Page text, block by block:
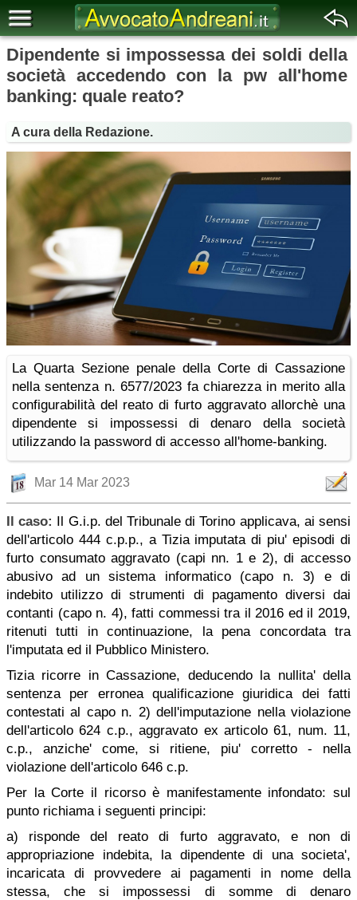
Dipendente si impossessa dei soldi della
società accedendo con la pw all'home
banking: quale reato?
A cura della Redazione.
La Quarta Sezione penale della Corte di Cassazione
nella sentenza n. 6577/2023 fa chiarezza in merito alla
configurabilità del reato di furto aggravato allorchè una
dipendente si impossessi di denaro della società
utilizzando la password di accesso all'home-banking.
Mar 14 Mar 2023
Il caso: Il G.i.p. del Tribunale di Torino applicava, ai sensi
dell'articolo 444 c.p.p., a Tizia imputata di piu' episodi di
furto consumato aggravato (capi nn. 1 e 2), di accesso
abusivo ad un sistema informatico (capo n. 3) e di
indebito utilizzo di strumenti di pagamento diversi dai
contanti (capo n. 4), fatti commessi tra il 2016 ed il 2019,
ritenuti tutti in continuazione, la pena concordata tra
l'imputata ed il Pubblico Ministero.
Tizia ricorre in Cassazione, deducendo la nullita' della
sentenza per erronea qualificazione giuridica dei fatti
contestati al capo n. 2) dell'imputazione nella violazione
dell'articolo 624 c.p., aggravato ex articolo 61, num. 11,
c.p., anziche' come, si ritiene, piu' corretto - nella
violazione dell'articolo 646 c.p.
Per la Corte il ricorso è manifestamente infondato: sul
punto richiama i seguenti principi:
a) risponde del reato di furto aggravato, e non di
appropriazione indebita, la dipendente di una societa',
incaricata di provvedere ai pagamenti in nome della
stessa, che si impossessi di somme di denaro